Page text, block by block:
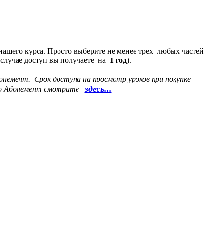
курса. Просто выберите не менее трех любых частей
доступ вы получаете на 1 год).
Срок доступа на просмотр уроков при покупке
Абонемент смотритездесь...